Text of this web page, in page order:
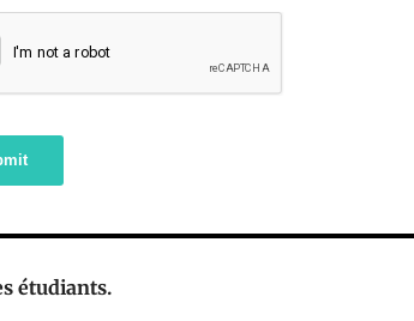
étudiants.